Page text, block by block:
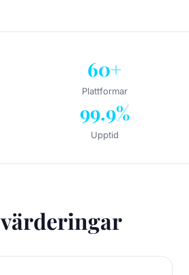
60+
Plattformar
99.9%
Upptid